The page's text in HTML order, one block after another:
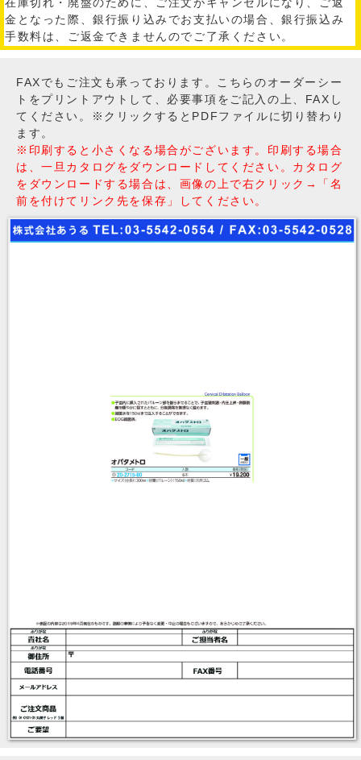
金となった際、銀行振り込みでお支払いの場合、銀行振込み
手数料は、ご返金できませんのでご了承ください。
FAXでもご注文も承っております。こちらのオーダーシー
トをプリントアウトして、必要事項をご記入の上、FAXし
てください。※クリックするとPDFファイルに切り替わり
ます。
※印刷すると小さくなる場合がございます。印刷する場合
は、一旦カタログをダウンロードしてください。カタログ
をダウンロードする場合は、画像の上で右クリック→「名
前を付けてリンク先を保存」してください。